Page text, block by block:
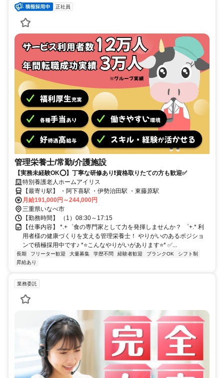
正社員
管理栄養士/常勤/介護施設
【実務未経験OK⭕️】丁寧な研修あり❗️資格取りたての方も歓迎✅️
特別養護老人ホームアイリス
【最寄り駅】 ・阿下喜駅 ・伊勢治田駅 ・東藤原駅
月給191,000円～244,000円
三重県いなべ市
【勤務時間】 （1）08:30～17:15
【仕事内容】 *.+゜食の専門家として力を発揮しませんか？ ゜+.* 利
用者様の健康づくりを支える管理栄養士！ やりがいのあるポジショ
ンで積極採用中です♪ *⭐️こんなやりがいがあります⭐️* ✅️...
長期 フリーター歓迎 大量募集 学歴不問 経験者歓迎 ブランクOK
シフト制
昇給あり
業務委託